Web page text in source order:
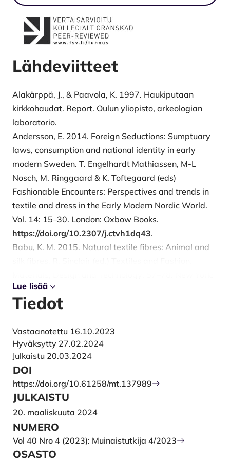
Lähdeviitteet
Alakärppä, J., & Paavola, K. 1997. Haukiputaan
kirkkohaudat. Report. Oulun yliopisto, arkeologian
laboratorio.
Andersson, E. 2014. Foreign Seductions: Sumptuary
laws, consumption and national identity in early
modern Sweden. T. Engelhardt Mathiassen, M-L
Nosch, M. Ringgaard & K. Toftegaard (eds)
Fashionable Encounters: Perspectives and trends in
textile and dress in the Early Modern Nordic World.
Vol. 14: 15–30. London: Oxbow Books.
https://doi.org/10.2307/j.ctvh1dq43.
Babu, K. M. 2015. Natural textile fibres: Animal and
Woodhead Publishing.
1-84569-931-4.00003-9
development of cloth in the Neolithic and Bronze
Ages with special reference to the Aegean. Princeton,
New Jersey: Princeton University Press.
https://doi.org/10.2307/j.ctv1xp9q1s
Bender Jørgensen, L. 2007. Archaeological Textiles
between the Arts, Crafts and Science” A. Rast-Eicher
& R. Windler (eds.) Archäologische Textilfunde –
Archaeological Textiles. NESAT IX: 8–11. Enneda:
ArcheoTex.
Buchli, V. 2007. Material culture: current problems. L.
Lue lisää
Tiedot
Vastaanotettu 16.10.2023
Hyväksytty 27.02.2024
Julkaistu 20.03.2024
DOI
https://doi.org/10.61258/mt.137989
JULKAISTU
20. maaliskuuta 2024
NUMERO
Vol 40 Nro 4 (2023): Muinaistutkija 4/2023
OSASTO